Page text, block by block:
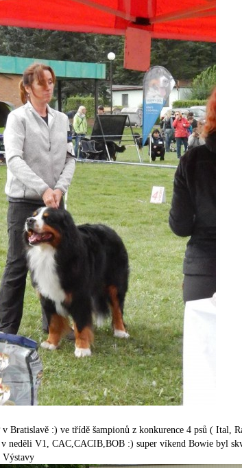
Bratislavě :) ve třídě šampionů z konkurence 4 psů ( Ital,
neděli V1, CAC,CACIB,BOB :) super víkend Bowie byl